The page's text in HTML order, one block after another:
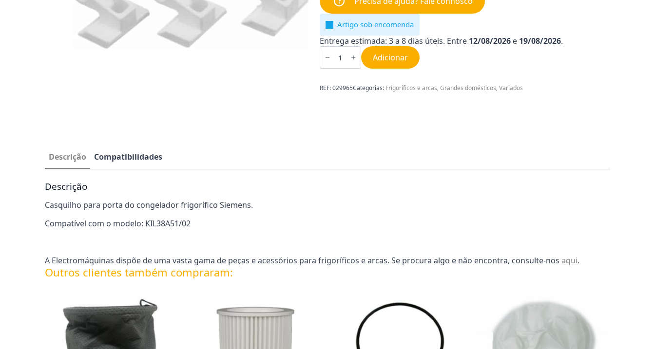
Artigo sob encomenda
Entrega estimada: 3 a 8 dias úteis. Entre 12/08/2026 e 19/08/2026.
Quantidade
de
para
do
Congelador
Adicionar
REF:029965Categorias: Frigoríficos e arcas,Grandes domésticos,Variados
Descrição Compatibilidades
Descrição
Casquilho para porta do congelador frigorífico Siemens.
Compatível com o modelo: KIL38A51/02
A Electromáquinas dispõe de uma vasta gama de peças e acessórios para frigoríficos e arcas. Se procura algo e não encontra, consulte-nos aqui.
Outros clientes também compraram: